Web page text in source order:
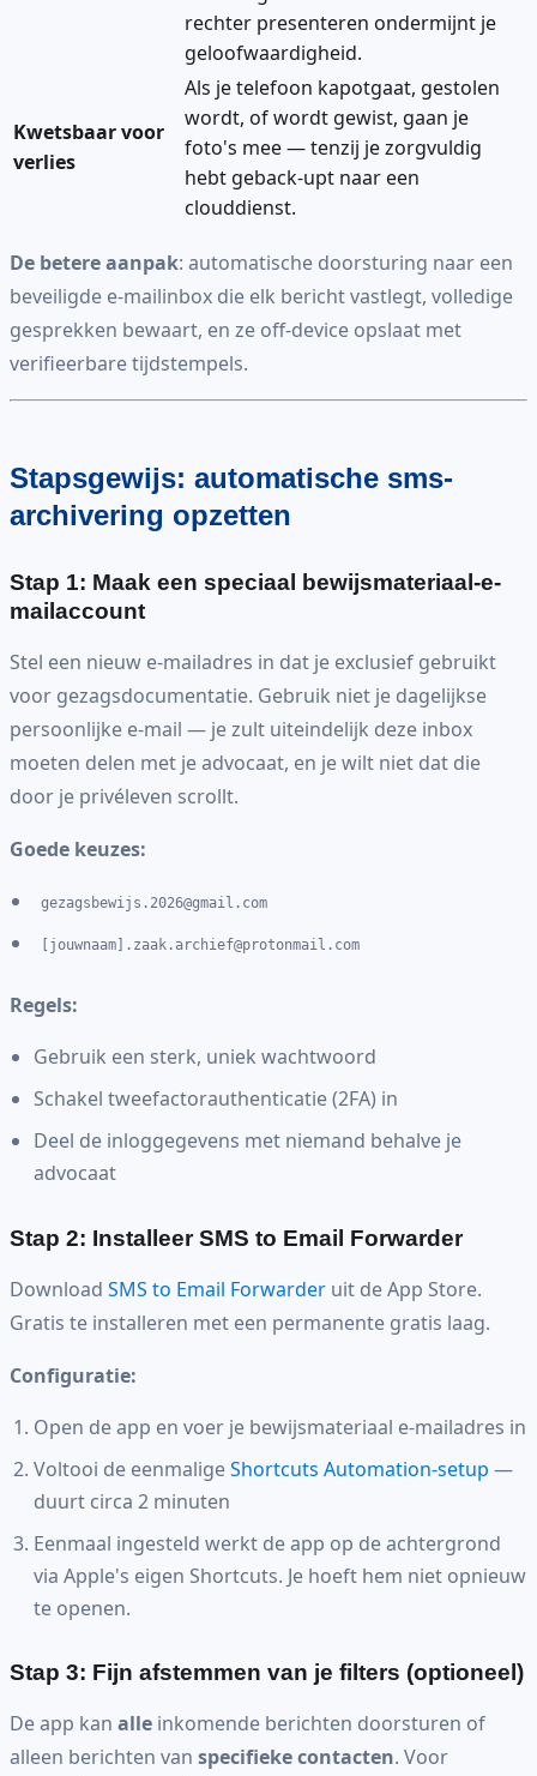
rechter presenteren ondermijnt je
geloofwaardigheid.
Kwetsbaar voor
verlies
Als je telefoon kapotgaat, gestolen
wordt, of wordt gewist, gaan je
foto's mee — tenzij je zorgvuldig
hebt geback-upt naar een
clouddienst.
De betere aanpak: automatische doorsturing naar een
beveiligde e-mailinbox die elk bericht vastlegt, volledige
gesprekken bewaart, en ze off-device opslaat met
verifieerbare tijdstempels.
Stapsgewijs: automatische sms-
archivering opzetten
Stap 1: Maak een speciaal bewijsmateriaal-e-
mailaccount
Stel een nieuw e-mailadres in dat je exclusief gebruikt
voor gezagsdocumentatie. Gebruik niet je dagelijkse
persoonlijke e-mail — je zult uiteindelijk deze inbox
moeten delen met je advocaat, en je wilt niet dat die
door je privéleven scrollt.
Goede keuzes:
gezagsbewijs.2026@gmail.com
[jouwnaam] .zaak.archief@protonmail.com
Regels:
Gebruik een sterk, uniek wachtwoord
Schakel tweefactorauthenticatie (2FA) in
Deel de inloggegevens met niemand behalve je
advocaat
Stap 2: Installeer SMS to Email Forwarder
Download SMS to Email Forwarder uit de App Store.
Gratis te installeren met een permanente gratis laag.
Configuratie:
Open de app en voer je bewijsmateriaal e-mailadres in
Voltooi de eenmaligeShortcuts Automation-setup —
duurt circa 2 minuten
Eenmaal ingesteld werkt de app op de achtergrond
via Apple's eigen Shortcuts. Je hoeft hem niet opnieuw
te openen.
Stap 3: Fijn afstemmen van je filters (optioneel)
De app kan alle inkomende berichten doorsturen of
alleen berichten van specifieke contacten. Voor